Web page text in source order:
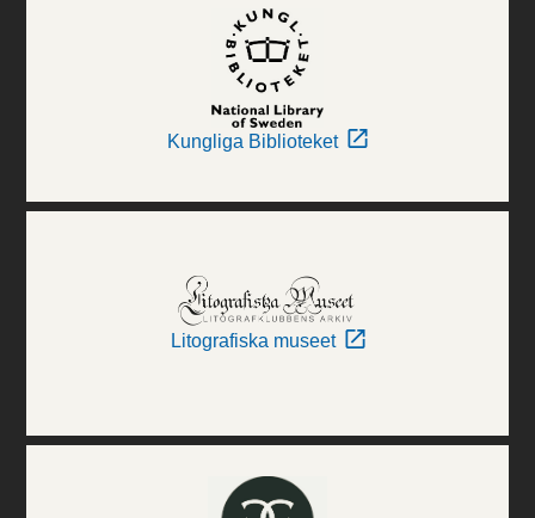
Kungliga Biblioteket
Litografiska museet